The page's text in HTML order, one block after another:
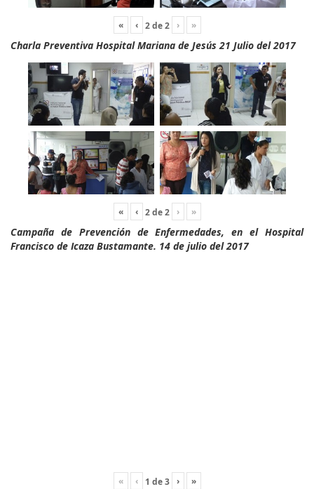
« ‹ 2de2 › »
Charla Preventiva Hospital Mariana de Jesús 21 Julio del 2017
« ‹ 2de2 › »
Campaña de Prevención de Enfermedades, en el Hospital
Francisco de Icaza Bustamante. 14 de julio del 2017
« ‹ 1 de3 › »